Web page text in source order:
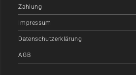
Zahlung
Impressum
Datenschutzerklärung
AGB